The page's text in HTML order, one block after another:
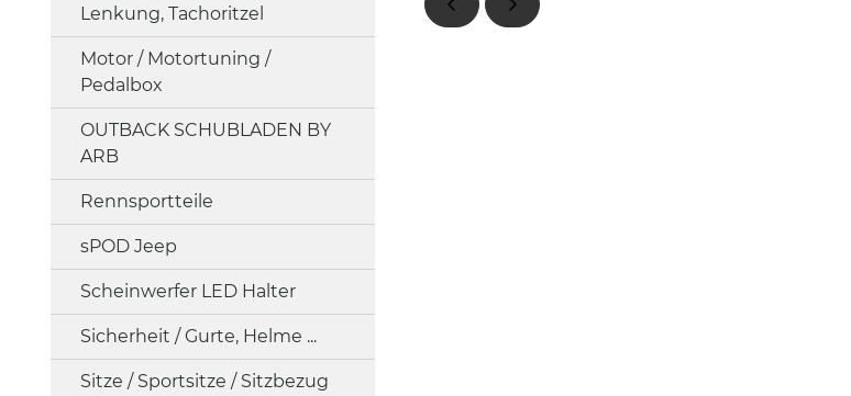
Lenkung, Tachoritzel
Motor / Motortuning /
Pedalbox
OUTBACK SCHUBLADEN BY
ARB
Rennsportteile
sPOD Jeep
Scheinwerfer LED Halter
Sicherheit / Gurte, Helme ...
Sitze / Sportsitze / Sitzbezug